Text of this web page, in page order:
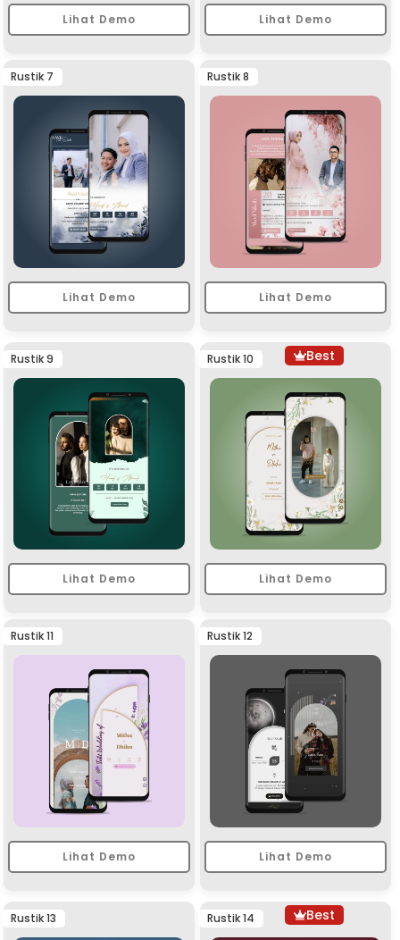
Lihat Demo Lihat Demo
Rustik 7
Lihat Demo Lihat Demo
Rustik 8
Lihat Demo
Rustik 9
Lihat Demo
Rustik 10 Best
Lihat Demo
Rustik 11
Lihat Demo
Rustik 12
Rustik 13 Rustik 14 Best